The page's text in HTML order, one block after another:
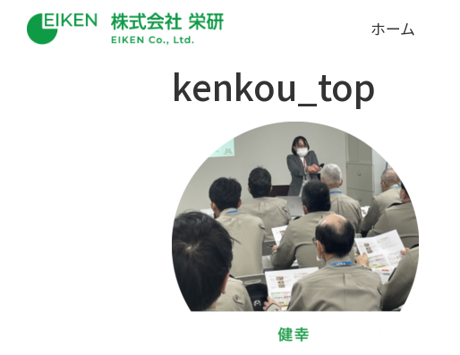
ホーム
kenkou_top